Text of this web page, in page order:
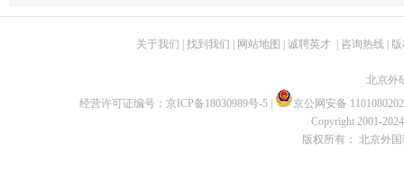
关于我们 找到我们 网站地图 诚聘英才| 咨询热线|
北京外
经营许可证编号： 京ICP备18030989号-5
京公网安备
Copyright 2001-
版权所有： 北京外